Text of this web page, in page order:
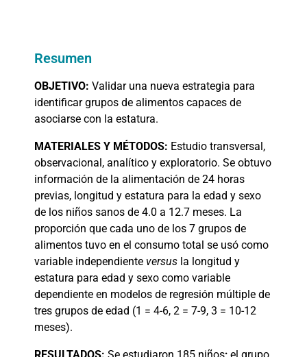
Resumen
OBJETIVO: Validar una nueva estrategia para
identificar grupos de alimentos capaces de
asociarse con la estatura.
MATERIALES Y MÉTODOS: Estudio transversal,
observacional, analítico y exploratorio. Se obtuvo
información de la alimentación de 24 horas
previas, longitud y estatura para la edad y sexo
de los niños sanos de 4.0 a 12.7 meses. La
proporción que cada uno de los 7 grupos de
alimentos tuvo en el consumo total se usó como
variable independiente versus la longitud y
estatura para edad y sexo como variable
dependiente en modelos de regresión múltiple de
tres grupos de edad (1 = 4-6, 2 = 7-9, 3 = 10-12
meses).